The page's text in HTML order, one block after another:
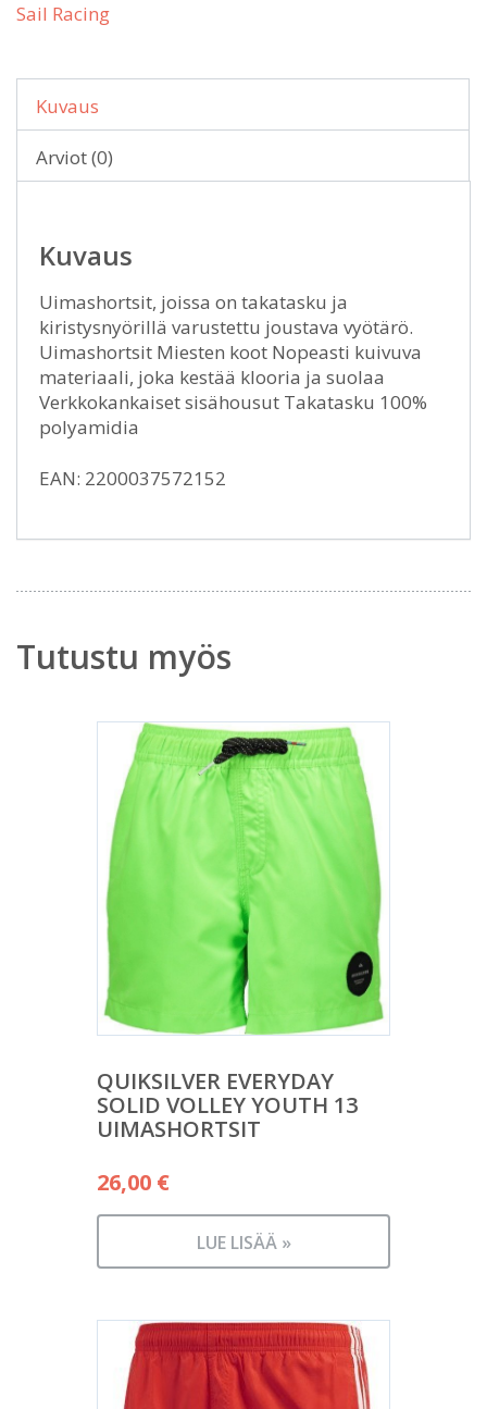
Sail Racing
Kuvaus
Arviot (0)
Kuvaus
Uimashortsit, joissa on takatasku ja
kiristysnyörillä varustettu joustava vyötärö.
Uimashortsit Miesten koot Nopeasti kuivuva
materiaali, joka kestää klooria ja suolaa
Verkkokankaiset sisähousut Takatasku 100%
polyamidia
EAN: 2200037572152
Tutustu myös
QUIKSILVER EVERYDAY
SOLID VOLLEY YOUTH 13
UIMASHORTSIT
26,00 €
LUE LISÄÄ »